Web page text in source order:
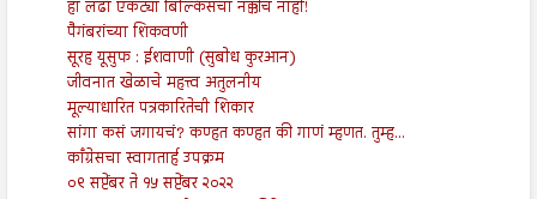
हा लढा एकट्या बिल्किसचा नक्कीच नाही!
पैगंबरांच्या शिकवणी
सूरह यूसुफ : ईशवाणी (सुबोध कुरआन)
जीवनात खेळाचे महत्त्व अतुलनीय
मूल्याधारित पत्रकारितेची शिकार
सांगा कसं जगायचं? कण्हत कण्हत की गाणं म्हणत. तुम्ह...
काँग्रेसचा स्वागतार्ह उपक्रम
०९ सप्टेंबर ते १५ सप्टेंबर २०२२